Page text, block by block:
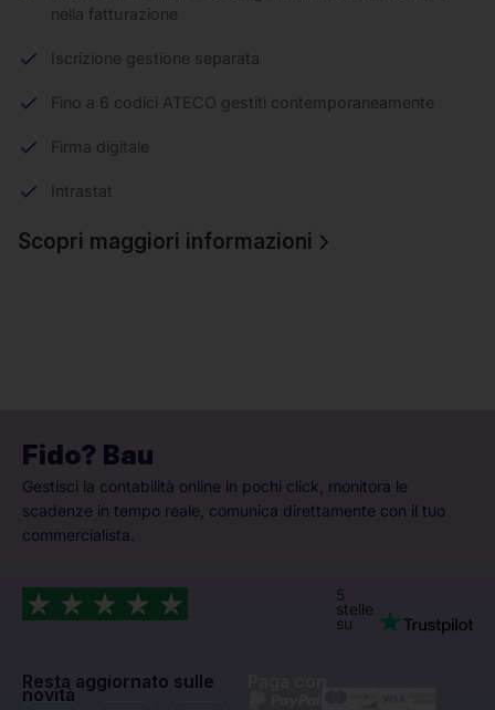
nella fatturazione
Iscrizione gestione separata
Fino a 6 codici ATECO gestiti contemporaneamente
Firma digitale
Intrastat
Scopri maggiori informazioni
Fido? Bau
Gestisci la contabilità online in pochi click, monitora le
scadenze in tempo reale, comunica direttamente con il tuo
commercialista.
5
stelle
su
Resta aggiornato sulle
novità